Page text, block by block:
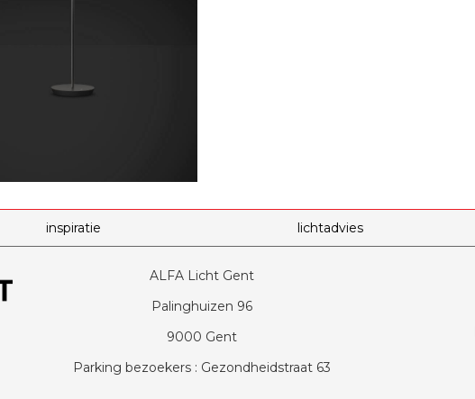
inspiratie lichtadvies
ALFA Licht Gent
Palinghuizen 96
9000 Gent
Parking bezoekers : Gezondheidstraat 63